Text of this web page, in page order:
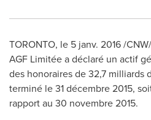
TORONTO, le 5 janv. 2016 /
AGF Limitée a déclaré un actif
des honoraires de 32,7 milliards
terminé le 31 décembre 2015,
rapport au 30 novembre 2015.